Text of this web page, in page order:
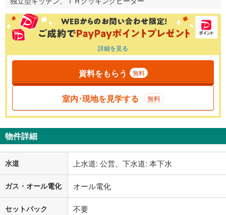
詳細を見る
資料をもらう 無料
室内･現地を見学する 無料
物件詳細
水道 上水道: 公営、下水道: 本下水
ガス・オール電化 オール電化
セットバック 不要